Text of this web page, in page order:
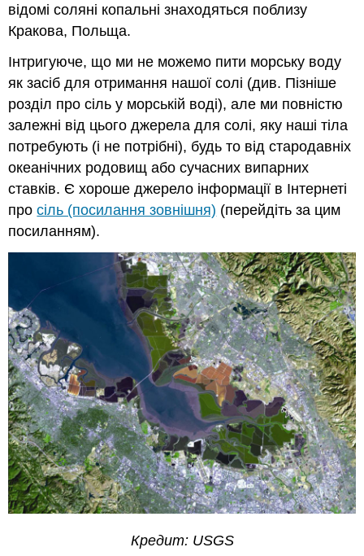
відомі соляні копальні знаходяться поблизу
Кракова, Польща.
Інтригуюче, що ми не можемо пити морську воду
як засіб для отримання нашої солі (див. Пізніше
розділ про сіль у морській воді), але ми повністю
залежні від цього джерела для солі, яку наші тіла
потребують (і не потрібні), будь то від стародавніх
океанічних родовищ або сучасних випарних
ставків. Є хороше джерело інформації в Інтернеті
просіль (посилання зовнішня) (перейдіть за цим
посиланням).
Кредит: USGS